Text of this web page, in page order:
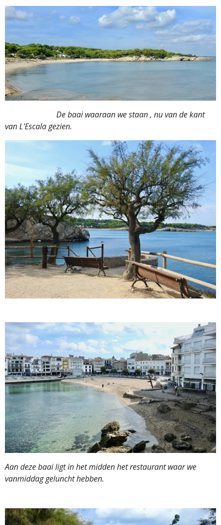
De baai waaraan we staan , nu van de kant
van L'Escala gezien.
Aan deze baai ligt in het midden het restaurant waar we
vanmiddag geluncht hebben.